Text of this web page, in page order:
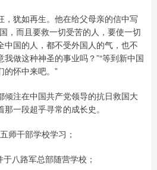
，犹如再生。他在给父母亲的信中写
，而且要救一切受苦的人，要使一切
中国的人，都不受外国人的气，也不
做这种神圣的事业吗？”“等到新中国
的怀中来吧。”
倾注在中国共产党领导的抗日救国大
一段超乎寻常的成长史。
师干部学校学习；
八路军总部随营学校；